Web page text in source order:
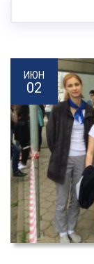
ИЮН
02